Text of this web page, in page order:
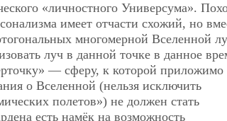
«личностного Универсума».
имеет отчасти схожий, но
многомерной Вселенной
луч в данной точке в данное
— сферу, к которой приложимо
о Вселенной (нельзя исключить
полетов») не должен стать
есть намёк на возможность